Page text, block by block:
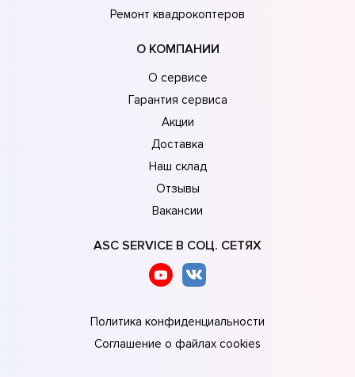
Ремонт квадрокоптеров
О КОМПАНИИ
О сервисе
Гарантия сервиса
Акции
Доставка
Наш склад
Отзывы
Вакансии
ASC SERVICE В СОЦ. СЕТЯХ
Политика конфиденциальности
Соглашение о файлах cookies